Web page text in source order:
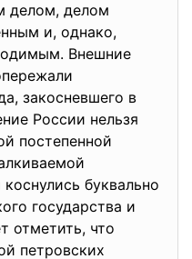
делом, делом
и, однако,
Внешние
закосневшего в
России нельзя
постепенной
буквально
государства и
отметить, что
петровских